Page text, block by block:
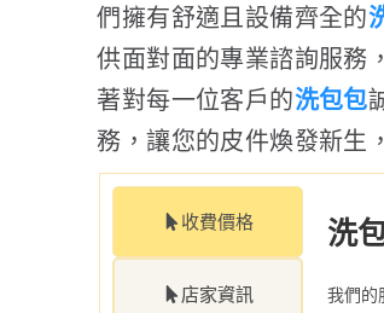
們擁有舒適且設備齊全的
供面對面的專業諮詢服務
著對每一位客戶的洗包包
務，讓您的皮件煥發新生
收費價格
店家資訊
洗
我們的